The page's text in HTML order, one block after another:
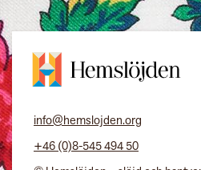
info@hemslojden.org
+46 (0)8-545 494 50